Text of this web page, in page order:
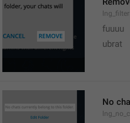
fuuuu
ubrat
No